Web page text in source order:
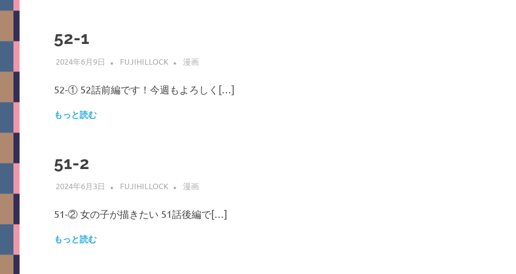
52-1
2024年6月9日 FUJIHILLOCK 漫画
52-① 52話前編です！今週もよろしく[…]
もっと読む
51-2
2024年6月3日 FUJIHILLOCK 漫画
51-② 女の子が描きたい 51話後編で[…]
もっと読む